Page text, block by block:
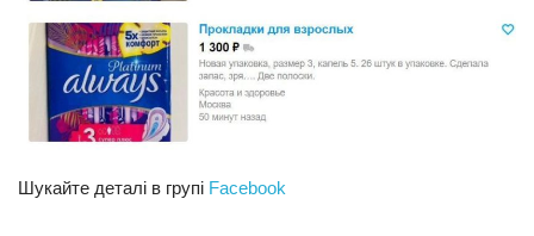
Шукайте деталі в групі Facebook